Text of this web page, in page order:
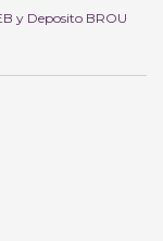
y Deposito BROU